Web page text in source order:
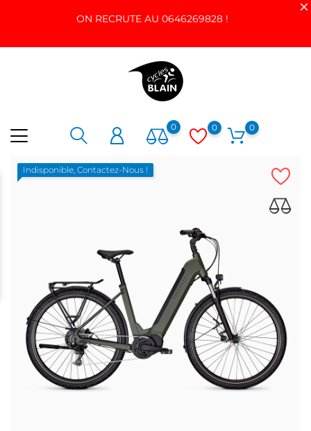
ON RECRUTE AU 0646269828 !
0 0 0
Indisponible, Contactez-Nous !